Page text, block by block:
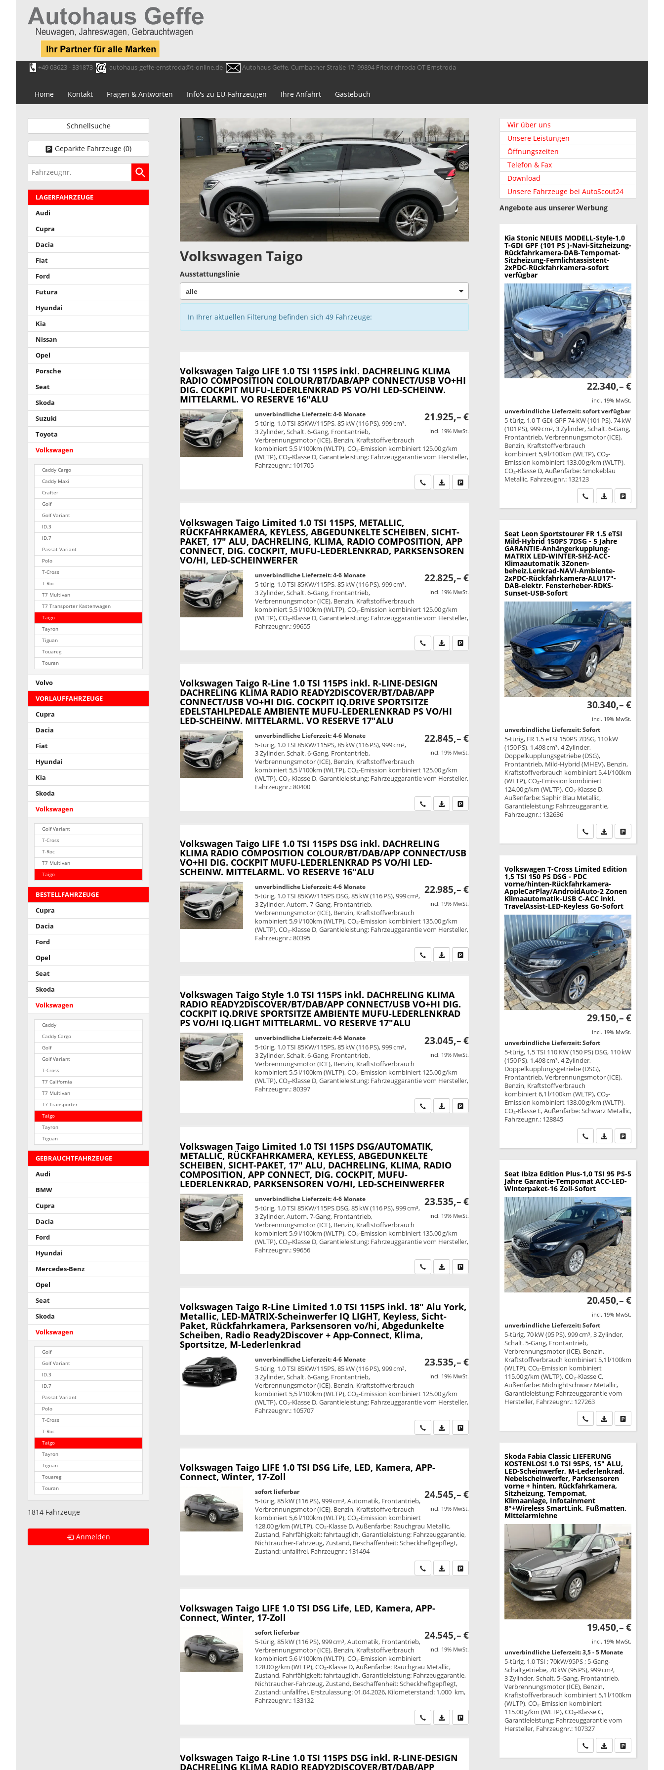
+49 03623 - 331873 autohaus-geffe-ernstroda@t-online.de Autohaus Geffe, Cumbacher Straße 17, 99894 Friedrichroda OT Ernstroda
Home Kontakt Fragen & Antworten Info's zu EU-Fahrzeugen Ihre Anfahrt Gästebuch
Volkswagen Taigo
Ausstattungslinie
In Ihrer aktuellen Filterung befinden sich 49Fahrzeuge:
Volkswagen Taigo LIFE 1.0 TSI 115PS inkl. DACHRELING KLIMA
RADIO COMPOSITION COLOUR/BT/DAB/APP CONNECT/USB VO+HI
DIG. COCKPIT MUFU-LEDERLENKRAD PS VO/HI LED-SCHEINW.
MITTELARML. VO RESERVE 16"ALU
21.925,– €
incl. 19% MwSt.
unverbindliche Lieferzeit: 4-6 Monate
5-türig, 1.0 TSI 85KW/115PS, 85 kW (116 PS), 999 cm³,
3 Zylinder, Schalt. 6-Gang, Frontantrieb,
Verbrennungsmotor (ICE), Benzin, Kraftstoffverbrauch
kombiniert 5,5 l/100km (WLTP), CO₂-Emission kombiniert 125.00 g/km
(WLTP), CO₂-Klasse D, Garantieleistung: Fahrzeuggarantie vom Hersteller,
Fahrzeugnr.: 101705
Wir rufen Sie anPDF-Datei, Fahrzeugexposé drucken
Drucken, parken oder vergleichen
Volkswagen Taigo Limited 1.0 TSI 115PS, METALLIC,
RÜCKFAHRKAMERA, KEYLESS, ABGEDUNKELTE SCHEIBEN, SICHT-
PAKET, 17" ALU, DACHRELING, KLIMA, RADIO COMPOSITION, APP
CONNECT, DIG. COCKPIT, MUFU-LEDERLENKRAD, PARKSENSOREN
VO/HI, LED-SCHEINWERFER
22.825,– €
incl. 19% MwSt.
unverbindliche Lieferzeit: 4-6 Monate
5-türig, 1.0 TSI 85KW/115PS, 85 kW (116 PS), 999 cm³,
3 Zylinder, Schalt. 6-Gang, Frontantrieb,
Verbrennungsmotor (ICE), Benzin, Kraftstoffverbrauch
kombiniert 5,5 l/100km (WLTP), CO₂-Emission kombiniert 125.00 g/km
(WLTP), CO₂-Klasse D, Garantieleistung: Fahrzeuggarantie vom Hersteller,
Fahrzeugnr.: 99655
Wir rufen Sie anPDF-Datei, Fahrzeugexposé drucken
Drucken, parken oder vergleichen
Volkswagen Taigo R-Line 1.0 TSI 115PS inkl. R-LINE-DESIGN
DACHRELING KLIMA RADIO READY2DISCOVER/BT/DAB/APP
CONNECT/USB VO+HI DIG. COCKPIT IQ.DRIVE SPORTSITZE
EDELSTAHLPEDALE AMBIENTE MUFU-LEDERLENKRAD PS VO/HI
LED-SCHEINW. MITTELARML. VO RESERVE 17"ALU
22.845,– €
incl. 19% MwSt.
unverbindliche Lieferzeit: 4-6 Monate
5-türig, 1.0 TSI 85KW/115PS, 85 kW (116 PS), 999 cm³,
3 Zylinder, Schalt. 6-Gang, Frontantrieb,
Verbrennungsmotor (ICE), Benzin, Kraftstoffverbrauch
kombiniert 5,5 l/100km (WLTP), CO₂-Emission kombiniert 125.00 g/km
(WLTP), CO₂-Klasse D, Garantieleistung: Fahrzeuggarantie vom Hersteller,
Fahrzeugnr.: 80400
Wir rufen Sie anPDF-Datei, Fahrzeugexposé drucken
Drucken, parken oder vergleichen
Volkswagen Taigo LIFE 1.0 TSI 115PS DSG inkl. DACHRELING
KLIMA RADIO COMPOSITION COLOUR/BT/DAB/APP CONNECT/USB
VO+HI DIG. COCKPIT MUFU-LEDERLENKRAD PS VO/HI LED-
SCHEINW. MITTELARML. VO RESERVE 16"ALU
22.985,– €
incl. 19% MwSt.
unverbindliche Lieferzeit: 4-6 Monate
5-türig, 1.0 TSI 85KW/115PS DSG, 85 kW (116 PS), 999 cm³,
3 Zylinder, Autom. 7-Gang, Frontantrieb,
Verbrennungsmotor (ICE), Benzin, Kraftstoffverbrauch
kombiniert 5,9 l/100km (WLTP), CO₂-Emission kombiniert 135.00 g/km
(WLTP), CO₂-Klasse D, Garantieleistung: Fahrzeuggarantie vom Hersteller,
Fahrzeugnr.: 80395
Wir rufen Sie anPDF-Datei, Fahrzeugexposé drucken
Drucken, parken oder vergleichen
Volkswagen Taigo Style 1.0 TSI 115PS inkl. DACHRELING KLIMA
RADIO READY2DISCOVER/BT/DAB/APP CONNECT/USB VO+HI DIG.
COCKPIT IQ.DRIVE SPORTSITZE AMBIENTE MUFU-LEDERLENKRAD
PS VO/HI IQ.LIGHT MITTELARML. VO RESERVE 17"ALU
23.045,– €
incl. 19% MwSt.
unverbindliche Lieferzeit: 4-6 Monate
5-türig, 1.0 TSI 85KW/115PS, 85 kW (116 PS), 999 cm³,
3 Zylinder, Schalt. 6-Gang, Frontantrieb,
Verbrennungsmotor (ICE), Benzin, Kraftstoffverbrauch
kombiniert 5,5 l/100km (WLTP), CO₂-Emission kombiniert 125.00 g/km
(WLTP), CO₂-Klasse D, Garantieleistung: Fahrzeuggarantie vom Hersteller,
Fahrzeugnr.: 80397
Wir rufen Sie anPDF-Datei, Fahrzeugexposé drucken
Drucken, parken oder vergleichen
Volkswagen Taigo Limited 1.0 TSI 115PS DSG/AUTOMATIK,
METALLIC, RÜCKFAHRKAMERA, KEYLESS, ABGEDUNKELTE
SCHEIBEN, SICHT-PAKET, 17" ALU, DACHRELING, KLIMA, RADIO
COMPOSITION, APP CONNECT, DIG. COCKPIT, MUFU-
LEDERLENKRAD, PARKSENSOREN VO/HI, LED-SCHEINWERFER
23.535,– €
incl. 19% MwSt.
unverbindliche Lieferzeit: 4-6 Monate
5-türig, 1.0 TSI 85KW/115PS DSG, 85 kW (116 PS), 999 cm³,
3 Zylinder, Autom. 7-Gang, Frontantrieb,
Verbrennungsmotor (ICE), Benzin, Kraftstoffverbrauch
kombiniert 5,9 l/100km (WLTP), CO₂-Emission kombiniert 135.00 g/km
(WLTP), CO₂-Klasse D, Garantieleistung: Fahrzeuggarantie vom Hersteller,
Fahrzeugnr.: 99656
Wir rufen Sie anPDF-Datei, Fahrzeugexposé drucken
Drucken, parken oder vergleichen
Volkswagen Taigo R-Line Limited 1.0 TSI 115PS inkl. 18" Alu York,
Metallic, LED-MATRIX-Scheinwerfer IQ LIGHT, Keyless, Sicht-
Paket, Rückfahrkamera, Parksensoren vo/hi, Abgedunkelte
Scheiben, Radio Ready2Discover + App-Connect, Klima,
Sportsitze, M-Lederlenkrad
23.535,– €
incl. 19% MwSt.
unverbindliche Lieferzeit: 4-6 Monate
5-türig, 1.0 TSI 85KW/115PS, 85 kW (116 PS), 999 cm³,
3 Zylinder, Schalt. 6-Gang, Frontantrieb,
Verbrennungsmotor (ICE), Benzin, Kraftstoffverbrauch
kombiniert 5,5 l/100km (WLTP), CO₂-Emission kombiniert 125.00 g/km
(WLTP), CO₂-Klasse D, Garantieleistung: Fahrzeuggarantie vom Hersteller,
Fahrzeugnr.: 105707
Wir rufen Sie anPDF-Datei, Fahrzeugexposé drucken
Volkswagen Taigo LIFE 1.0 TSI DSG Life, LED, Kamera, APP-
Connect, Winter, 17-Zoll
24.545,– €
incl. 19% MwSt.
sofort lieferbar
5-türig, 85 kW (116 PS), 999 cm³, Automatik, Frontantrieb,
Verbrennungsmotor (ICE), Benzin, Kraftstoffverbrauch
kombiniert 5,6 l/100km (WLTP), CO₂-Emission kombiniert
128.00 g/km (WLTP), CO₂-Klasse D, Außenfarbe: Rauchgrau Metallic,
Zustand, Fahrfähigkeit: fahrtauglich, Garantieleistung: Fahrzeuggarantie,
Nichtraucher-Fahrzeug, Zustand, Beschaffenheit: Scheckheftgepflegt,
Zustand: unfallfrei, Fahrzeugnr.: 131494
Wir rufen Sie anPDF-Datei, Fahrzeugexposé drucken
Drucken, parken oder vergleichen
Volkswagen Taigo LIFE 1.0 TSI DSG Life, LED, Kamera, APP-
Connect, Winter, 17-Zoll
24.545,– €
incl. 19% MwSt.
sofort lieferbar
5-türig, 85 kW (116 PS), 999 cm³, Automatik, Frontantrieb,
Verbrennungsmotor (ICE), Benzin, Kraftstoffverbrauch
kombiniert 5,6 l/100km (WLTP), CO₂-Emission kombiniert
128.00 g/km (WLTP), CO₂-Klasse D, Außenfarbe: Rauchgrau Metallic,
Zustand, Fahrfähigkeit: fahrtauglich, Garantieleistung: Fahrzeuggarantie,
Nichtraucher-Fahrzeug, Zustand, Beschaffenheit: Scheckheftgepflegt,
Zustand: unfallfrei, Erstzulassung: 01.04.2026, Kilometerstand: 1.000 km,
Fahrzeugnr.: 133132
Wir rufen Sie anPDF-Datei, Fahrzeugexposé drucken
Drucken, parken oder vergleichen
Volkswagen Taigo R-Line 1.0 TSI 115PS DSG inkl. R-LINE-DESIGN
DACHRELING KLIMA RADIO READY2DISCOVER/BT/DAB/APP
Schnellsuche
Geparkte Fahrzeuge (0)
Fahrzeugnr.
LAGERFAHRZEUGE
Audi
Cupra
Dacia
Fiat
Ford
Futura
Hyundai
Kia
Nissan
Opel
Porsche
Seat
Skoda
Suzuki
Toyota
Volkswagen
Caddy Cargo
Caddy Maxi
Crafter
Golf
Golf Variant
ID.3
ID.7
Passat Variant
Polo
T-Cross
T-Roc
T7 Multivan
T7 Transporter Kastenwagen
Taigo
Tayron
Tiguan
Touareg
Touran
Volvo
VORLAUFFAHRZEUGE
Cupra
Dacia
Fiat
Hyundai
Kia
Skoda
Volkswagen
Golf Variant
T-Cross
T-Roc
T7 Multivan
Taigo
BESTELLFAHRZEUGE
Cupra
Dacia
Ford
Opel
Seat
Skoda
Volkswagen
Caddy
Caddy Cargo
Golf
Golf Variant
T-Cross
T7 California
T7 Multivan
T7 Transporter
Taigo
Tayron
Tiguan
GEBRAUCHTFAHRZEUGE
Audi
BMW
Cupra
Dacia
Ford
Hyundai
Mercedes-Benz
Opel
Seat
Skoda
Volkswagen
Golf
Golf Variant
ID.3
ID.7
Passat Variant
Polo
T-Cross
T-Roc
Taigo
Tayron
Tiguan
Touareg
Touran
1814 Fahrzeuge
Anmelden
Wir über uns
Unsere Leistungen
Öffnungszeiten
Telefon & Fax
Download
Unsere Fahrzeuge bei AutoScout24
Angebote aus unserer Werbung
Kia Stonic NEUES MODELL-Style-1,0
T-GDI GPF (101 PS )-Navi-Sitzheizung-
Rückfahrkamera-DAB-Tempomat-
Sitzheizung-Fernlichtassistent-
2xPDC-Rückfahrkamera-sofort
verfügbar
22.340,– €
incl. 19% MwSt.
unverbindliche Lieferzeit: sofort verfügbar
5-türig, 1,0 T-GDI GPF 74 KW (101 PS), 74 kW
(101 PS), 999 cm³, 3 Zylinder, Schalt. 6-Gang,
Frontantrieb, Verbrennungsmotor (ICE),
Benzin, Kraftstoffverbrauch
kombiniert 5,9 l/100km (WLTP), CO₂-
Emission kombiniert 133.00 g/km (WLTP),
CO₂-Klasse D, Außenfarbe: Smokeblau
Metallic, Fahrzeugnr.: 132123
Wir rufen Sie an
PDF-Datei,Drucken,
Seat Leon Sportstourer FR 1.5 eTSI
Mild-Hybrid 150PS 7DSG - 5 Jahre
GARANTIE-Anhängerkupplung-
MATRIX LED-WINTER-SHZ-ACC-
Klimaautomatik 3Zonen-
beheiz.Lenkrad-NAVI-Ambiente-
2xPDC-Rückfahrkamera-ALU17"-
DAB-elektr. Fensterheber-RDKS-
Sunset-USB-Sofort
30.340,– €
incl. 19% MwSt.
unverbindliche Lieferzeit: Sofort
5-türig, FR 1.5 eTSI 150PS 7DSG, 110 kW
(150 PS), 1.498 cm³, 4 Zylinder,
Doppelkupplungsgetriebe (DSG),
Frontantrieb, Mild-Hybrid (MHEV), Benzin,
Kraftstoffverbrauch kombiniert 5,4 l/100km
(WLTP), CO₂-Emission kombiniert
124.00 g/km (WLTP), CO₂-Klasse D,
Außenfarbe: Saphir Blau Metallic,
Garantieleistung: Fahrzeuggarantie,
Fahrzeugnr.: 132636
Wir rufen Sie an
PDF-Datei,Drucken,
Volkswagen T-Cross Limited Edition
1,5 TSI 150 PS DSG - PDC
vorne/hinten-Rückfahrkamera-
AppleCarPlay/AndroidAuto-2 Zonen
Klimaautomatik-USB C-ACC inkl.
TravelAssist-LED-Keyless Go-Sofort
29.150,– €
incl. 19% MwSt.
unverbindliche Lieferzeit: Sofort
5-türig, 1,5 TSI 110 KW (150 PS) DSG, 110 kW
(150 PS), 1.498 cm³, 4 Zylinder,
Doppelkupplungsgetriebe (DSG),
Frontantrieb, Verbrennungsmotor (ICE),
Benzin, Kraftstoffverbrauch
kombiniert 6,1 l/100km (WLTP), CO₂-
Emission kombiniert 138.00 g/km (WLTP),
CO₂-Klasse E, Außenfarbe: Schwarz Metallic,
Fahrzeugnr.: 128845
Wir rufen Sie an
PDF-Datei,Drucken,
Seat Ibiza Edition Plus-1,0 TSI 95 PS-5
Jahre Garantie-Tempomat ACC-LED-
Winterpaket-16 Zoll-Sofort
20.450,– €
incl. 19% MwSt.
unverbindliche Lieferzeit: Sofort
5-türig, 70 kW (95 PS), 999 cm³, 3 Zylinder,
Schalt. 5-Gang, Frontantrieb,
Verbrennungsmotor (ICE), Benzin,
Kraftstoffverbrauch kombiniert 5,1 l/100km
(WLTP), CO₂-Emission kombiniert
115.00 g/km (WLTP), CO₂-Klasse C,
Außenfarbe: Midnightschwarz Metallic,
Garantieleistung: Fahrzeuggarantie vom
Hersteller, Fahrzeugnr.: 127263
Wir rufen Sie an
PDF-Datei,Drucken,
Skoda Fabia Classic LIEFERUNG
KOSTENLOS! 1.0 TSI 95PS, 15" ALU,
LED-Scheinwerfer, M-Lederlenkrad,
Nebelscheinwerfer, Parksensoren
vorne + hinten, Rückfahrkamera,
Sitzheizung, Tempomat,
Klimaanlage, Infotainment
8"+Wireless SmartLink, Fußmatten,
Mittelarmlehne
19.450,– €
incl. 19% MwSt.
unverbindliche Lieferzeit: 3,5 - 5 Monate
5-türig, 1.0 TSI ; 70kW/95PS ; 5-Gang-
Schaltgetriebe, 70 kW (95 PS), 999 cm³,
3 Zylinder, Schalt. 5-Gang, Frontantrieb,
Verbrennungsmotor (ICE), Benzin,
Kraftstoffverbrauch kombiniert 5,1 l/100km
(WLTP), CO₂-Emission kombiniert
115.00 g/km (WLTP), CO₂-Klasse C,
Garantieleistung: Fahrzeuggarantie vom
Hersteller, Fahrzeugnr.: 107327
Wir rufen Sie an
PDF-Datei,Drucken,